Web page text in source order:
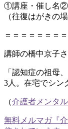
①講座・催し名②
（往復はがきの
＝＝＝＝＝＝＝
講師の橋中京子さ
「認知症の祖母
3人。在宅でシン
（介護者メンタ
無料メルマガ『